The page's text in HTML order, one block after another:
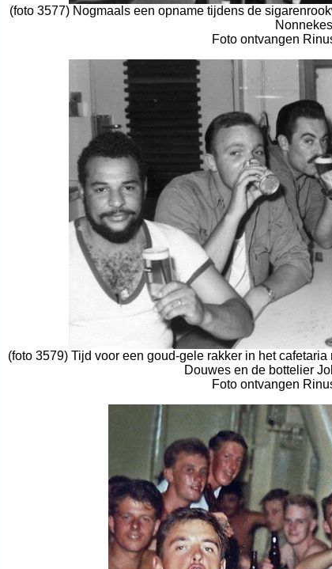
(foto 3577) Nogmaals een opname tijdens de
Foto ontvangen
(foto 3579) Tijd voor een goud-gele rakker in het
Douwes en de bottelier
Foto ontvangen